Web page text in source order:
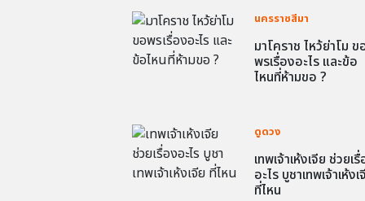
นครราชสีมา
มาโคราช ไหว้ย่าโม ข
พรเรื่องอะไร และข้อ
ไหนที่ห้ามขอ ?
ดูดวง
เทพเจ้าเห้งเจีย ช่วยเ
อะไร บูชาเทพเจ้าเห้งเ
ที่ไหน